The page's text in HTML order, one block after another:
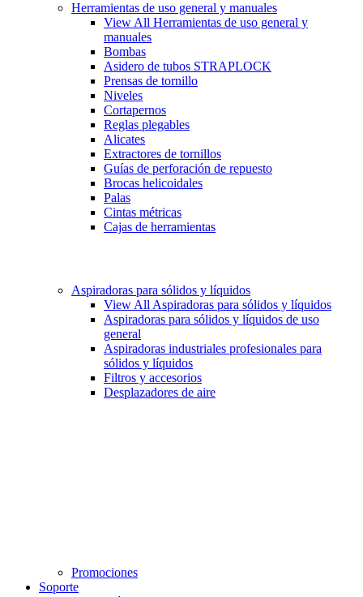
Herramientas de uso general y manuales
View All Herramientas de uso general y
manuales
Bombas
Asidero de tubos STRAPLOCK
Prensas de tornillo
Niveles
Cortapernos
Reglas plegables
Alicates
Extractores de tornillos
Guías de perforación de repuesto
Brocas helicoidales
Palas
Cintas métricas
Cajas de herramientas
Aspiradoras para sólidos y líquidos
View All Aspiradoras para sólidos y líquidos
Aspiradoras para sólidos y líquidos de uso
general
Aspiradoras industriales profesionales para
sólidos y líquidos
Filtros y accesorios
Desplazadores de aire
Promociones
Soporte